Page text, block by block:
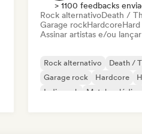
> 1100 feedbacks
Rock alternativoDeath /
Garage rockHardcore
Assinar artistas e/ou
Rock alternativo
Death /
Garage rock
Hardcore
Indie rock
Metal melódico